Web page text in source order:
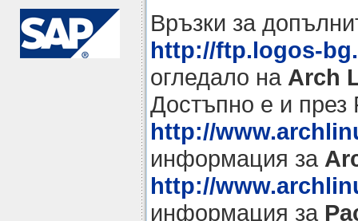
Връзки за
http://ftp.logos-
огледало на Arch
Достъпно е и през
http://
информация за
http://
информация за